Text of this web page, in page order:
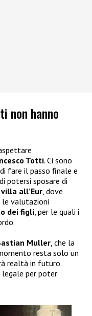
non hanno
Totti. Ci sono
fare il passo finale e
potersi sposare di
all’Eur, dove
le valutazioni
dei figli, per le quali i
Muller, che la
resta solo un
realtà in futuro.
legale per poter